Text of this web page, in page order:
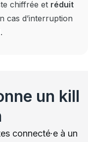
chiffrée et réduit
cas d’interruption
un kill
connecté·e à un